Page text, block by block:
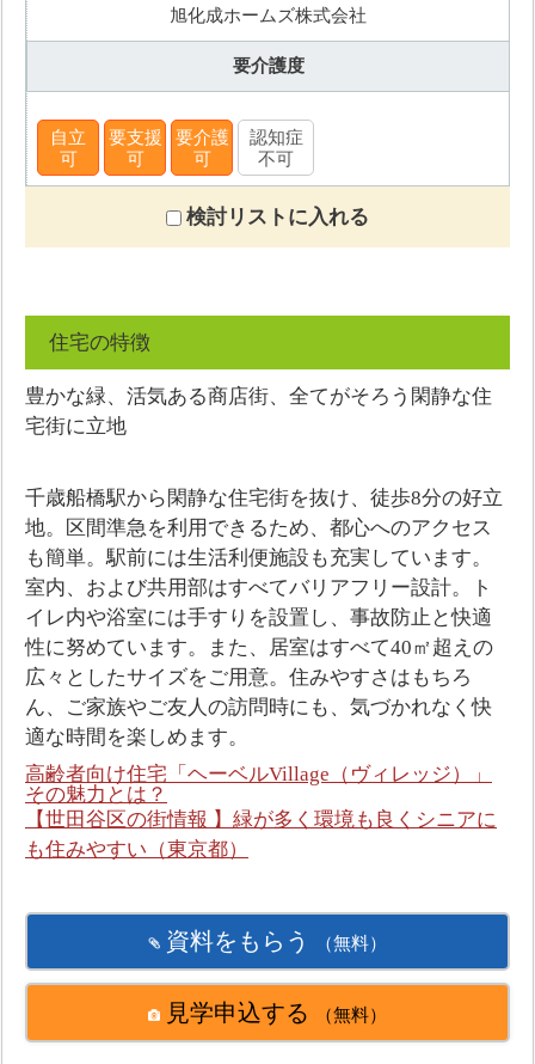
旭化成ホームズ株式会社
要介護度
自立
可
要支援
可
要介護
可
認知症
不可
検討リストに入れる
住宅の特徴
豊かな緑、活気ある商店街、全てがそろう閑静な住
宅街に立地
千歳船橋駅から閑静な住宅街を抜け、徒歩8分の好立
地。区間準急を利用できるため、都心へのアクセス
も簡単。駅前には生活利便施設も充実しています。
室内、および共用部はすべてバリアフリー設計。ト
イレ内や浴室には手すりを設置し、事故防止と快適
性に努めています。また、居室はすべて40㎡超えの
広々としたサイズをご用意。住みやすさはもちろ
ん、ご家族やご友人の訪問時にも、気づかれなく快
適な時間を楽しめます。
高齢者向け住宅「ヘーベルVillage（ヴィレッジ）」
その魅力とは？
【世田谷区の街情報 】緑が多く環境も良くシニアに
も住みやすい（東京都）
資料をもらう （無料）
見学申込する （無料）